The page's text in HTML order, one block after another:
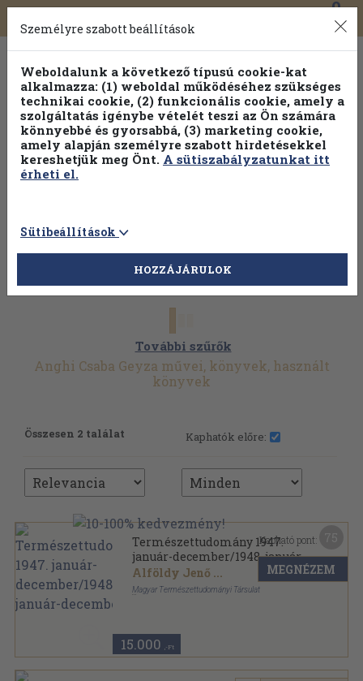
Toggle
navigation
0
Válogasson több mint 1.000.000 kiadványunk közül
100% kedvezménnyel!
További szűrők
Anghi Csaba Geyza művei, könyvek, használt
könyvek
Összesen 2 találat Kaphatók előre:
Természettudomány 1947.
január-december/1948. január-
december
Alföldy Jenő ...
Magyar Természettudományi Társulat
15.000 ,-Ft
Kapható pont:
MEGNÉZEM
Személyre szabott beállítások
Weboldalunk a következő típusú cookie-kat
alkalmazza: (1) weboldal működéséhez szükséges
technikai cookie, (2) funkcionális cookie, amely a
szolgáltatás igénybe vételét teszi az Ön számára
könnyebbé és gyorsabbá, (3) marketing cookie,
amely alapján személyre szabott hirdetésekkel
kereshetjük meg Önt. A sütiszabályzatunkat itt
érheti el.
Sütibeállítások
HOZZÁJÁRULOK